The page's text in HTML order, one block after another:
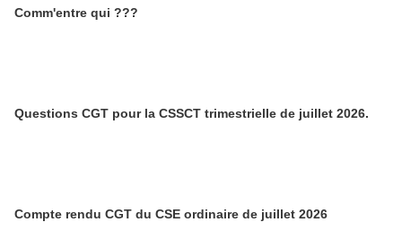
Comm'entre qui ???
Questions CGT pour la CSSCT trimestrielle de juillet 2026.
Compte rendu CGT du CSE ordinaire de juillet 2026